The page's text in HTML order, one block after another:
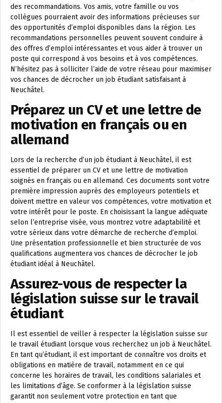
des recommandations. Vos amis, votre famille ou vos
collègues pourraient avoir des informations précieuses sur
des opportunités d’emploi disponibles dans la région. Les
recommandations personnelles peuvent souvent conduire à
des offres d’emploi intéressantes et vous aider à trouver un
poste qui correspond à vos besoins et à vos compétences.
N’hésitez pas à solliciter l’aide de votre réseau pour maximiser
vos chances de décrocher un job étudiant satisfaisant à
Neuchâtel.
Préparez un CV et une lettre de
motivation en français ou en
allemand
Lors de la recherche d’un job étudiant à Neuchâtel, il est
essentiel de préparer un CV et une lettre de motivation
soignés en français ou en allemand. Ces documents sont votre
première impression auprès des employeurs potentiels et
doivent mettre en valeur vos compétences, votre motivation et
votre intérêt pour le poste. En choisissant la langue adéquate
selon l’entreprise visée, vous montrez votre adaptabilité et
votre sérieux dans votre démarche de recherche d’emploi.
Une présentation professionnelle et bien structurée de vos
qualifications augmentera vos chances de décrocher le job
étudiant idéal à Neuchâtel.
Assurez-vous de respecter la
législation suisse sur le travail
étudiant
Il est essentiel de veiller à respecter la législation suisse sur
le travail étudiant lorsque vous recherchez un job à Neuchâtel.
En tant qu’étudiant, il est important de connaître vos droits et
obligations en matière de travail, notamment en ce qui
concerne les horaires de travail, les conditions salariales et
les limitations d’âge. Se conformer à la législation suisse
garantit non seulement votre protection en tant que